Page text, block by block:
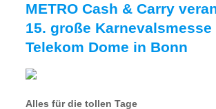
METRO Cash & Carry
15. große Karnevalsmesse
Telekom Dome in Bonn
Alles für die tollen Tage